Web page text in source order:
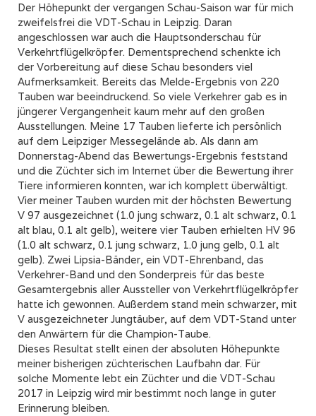
Der Höhepunkt der vergangen Schau-Saison war für mich
zweifelsfrei die VDT-Schau in Leipzig. Daran
angeschlossen war auch die Hauptsonderschau für
Verkehrtflügelkröpfer. Dementsprechend schenkte ich
der Vorbereitung auf diese Schau besonders viel
Aufmerksamkeit. Bereits das Melde-Ergebnis von 220
Tauben war beeindruckend. So viele Verkehrer gab es in
jüngerer Vergangenheit kaum mehr auf den großen
Ausstellungen. Meine 17 Tauben lieferte ich persönlich
auf dem Leipziger Messegelände ab. Als dann am
Donnerstag-Abend das Bewertungs-Ergebnis feststand
und die Züchter sich im Internet über die Bewertung ihrer
Tiere informieren konnten, war ich komplett überwältigt.
Vier meiner Tauben wurden mit der höchsten Bewertung
V 97 ausgezeichnet (1.0 jung schwarz, 0.1 alt schwarz, 0.1
alt blau, 0.1 alt gelb), weitere vier Tauben erhielten HV 96
(1.0 alt schwarz, 0.1 jung schwarz, 1.0 jung gelb, 0.1 alt
gelb). Zwei Lipsia-Bänder, ein VDT-Ehrenband, das
Verkehrer-Band und den Sonderpreis für das beste
Gesamtergebnis aller Aussteller von Verkehrtflügelkröpfer
hatte ich gewonnen. Außerdem stand mein schwarzer, mit
V ausgezeichneter Jungtäuber, auf dem VDT-Stand unter
den Anwärtern für die Champion-Taube.
Dieses Resultat stellt einen der absoluten Höhepunkte
meiner bisherigen züchterischen Laufbahn dar. Für
solche Momente lebt ein Züchter und die VDT-Schau
2017 in Leipzig wird mir bestimmt noch lange in guter
Erinnerung bleiben.